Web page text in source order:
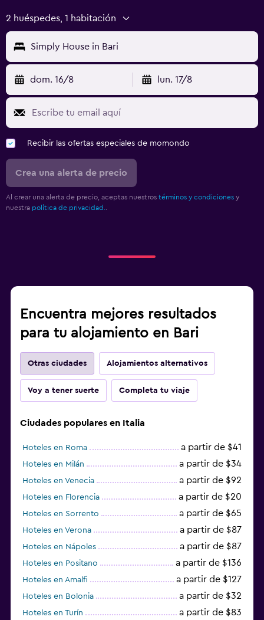
2 huéspedes, 1 habitación
Simply House in Bari
dom. 16/8 lun. 17/8
Recibir las ofertas especiales de momondo
Crea una alerta de precio
Al crear una alerta de precio, aceptas nuestros términos y condiciones y
nuestra política de privacidad.
Encuentra mejores resultados
para tu alojamiento en Bari
Otras ciudades Alojamientos alternativos
Voy a tener suerte Completa tu viaje
Ciudades populares en Italia
Hoteles en Roma a partir de $41
Hoteles en Milán a partir de $34
Hoteles en Venecia a partir de $92
Hoteles en Florencia a partir de $20
Hoteles en Sorrento a partir de $65
Hoteles en Verona a partir de $87
Hoteles en Nápoles a partir de $87
Hoteles en Positano a partir de $136
Hoteles en Amalfi a partir de $127
Hoteles en Bolonia a partir de $32
Hoteles en Turín a partir de $83